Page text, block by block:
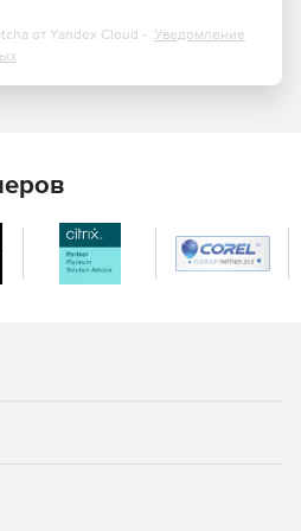
миром. Можно общаться
но также с поставщиками,
видео.
встречи. Пользователь
кого он будет видеть, и кто
достаточно одного
Организации
от Yandex Cloud - Уведомление